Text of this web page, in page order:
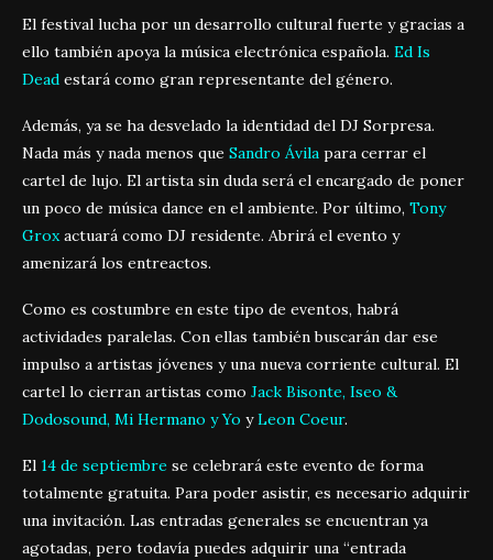
El festival lucha por un desarrollo cultural fuerte y gracias a
ello también apoya la música electrónica española. Ed Is
Dead estará como gran representante del género.
Además, ya se ha desvelado la identidad del DJ Sorpresa.
Nada más y nada menos que Sandro Ávila para cerrar el
cartel de lujo. El artista sin duda será el encargado de poner
un poco de música dance en el ambiente. Por último, Tony
Groxactuará como DJ residente. Abrirá el evento y
amenizará los entreactos.
Como es costumbre en este tipo de eventos, habrá
actividades paralelas. Con ellas también buscarán dar ese
impulso a artistas jóvenes y una nueva corriente cultural. El
cartel lo cierran artistas como Jack Bisonte, Iseo &
Dodosound, Mi Hermano y Yo yLeon Coeur.
El 14 de septiembre se celebrará este evento de forma
totalmente gratuita. Para poder asistir, es necesario adquirir
una invitación. Las entradas generales se encuentran ya
agotadas, pero todavía puedes adquirir una “entrada